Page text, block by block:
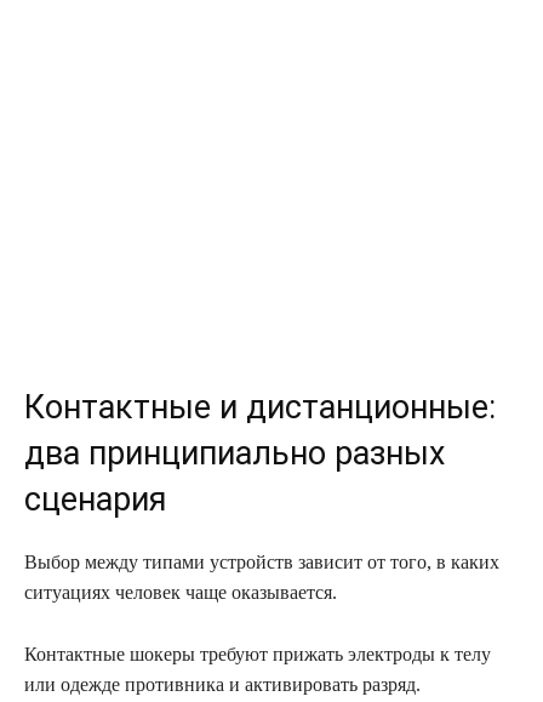
Контактные и дистанционные:
два принципиально разных
сценария
Выбор между типами устройств зависит от того, в каких
ситуациях человек чаще оказывается.
Контактные шокеры требуют прижать электроды к телу
или одежде противника и активировать разряд.